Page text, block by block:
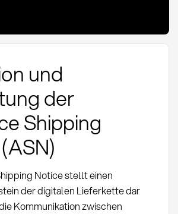
und
der
Shipping
Notice stellt einen
der digitalen Lieferkette dar
Kommunikation zwischen